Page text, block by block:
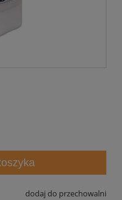
dodaj do przechowalni